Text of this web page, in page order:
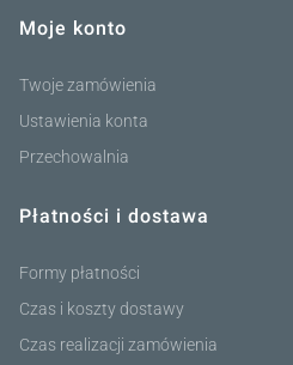
Moje konto
Twoje zamówienia
Ustawienia konta
Przechowalnia
Płatności i dostawa
Formy płatności
Czas i koszty dostawy
Czas realizacji zamówienia